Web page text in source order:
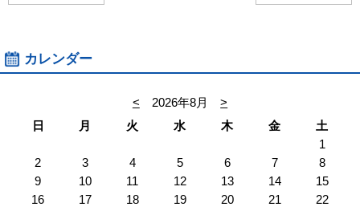
カレンダー
< 2026年8月
>
日
月 火 水 木 金
土
1
2
3 4 5 6 7
8
9
10 11 12 13 14
15
16
17 18 19 20 21
22